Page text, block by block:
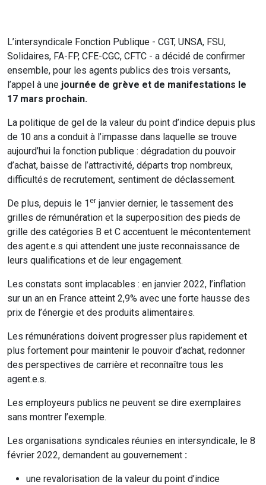
L’intersyndicale Fonction Publique - CGT, UNSA, FSU,
Solidaires, FA-FP, CFE-CGC, CFTC - a décidé de confirmer
ensemble, pour les agents publics des trois versants,
l’appel à une journée de grève et de manifestations le
17 mars prochain.
La politique de gel de la valeur du point d’indice depuis plus
de 10 ans a conduit à l’impasse dans laquelle se trouve
aujourd’hui la fonction publique : dégradation du pouvoir
d’achat, baisse de l’attractivité, départs trop nombreux,
difficultés de recrutement, sentiment de déclassement.
De plus, depuis le 1 er janvier dernier, le tassement des
grilles de rémunération et la superposition des pieds de
grille des catégories B et C accentuent le mécontentement
des agent.e.s qui attendent une juste reconnaissance de
leurs qualifications et de leur engagement.
Les constats sont implacables : en janvier 2022, l’inflation
sur un an en France atteint 2,9% avec une forte hausse des
prix de l’énergie et des produits alimentaires.
Les rémunérations doivent progresser plus rapidement et
plus fortement pour maintenir le pouvoir d’achat, redonner
des perspectives de carrière et reconnaître tous les
agent.e.s.
Les employeurs publics ne peuvent se dire exemplaires
sans montrer l’exemple.
Les organisations syndicales réunies en intersyndicale, le 8
février 2022, demandent au gouvernement :
une revalorisation de la valeur du point d’indice